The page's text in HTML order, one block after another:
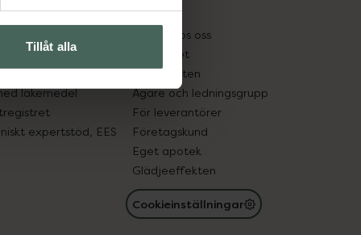
Tillåt alla
in gammal medicin
läkemedel
expertstöd, EES
Pressrum
Jobba hos oss
Hållbarhet
Samarbeten
Ägare och ledningsgrupp
För leverantörer
Företagskund
Eget apotek
Glädjeeffekten
Cookieinställningar